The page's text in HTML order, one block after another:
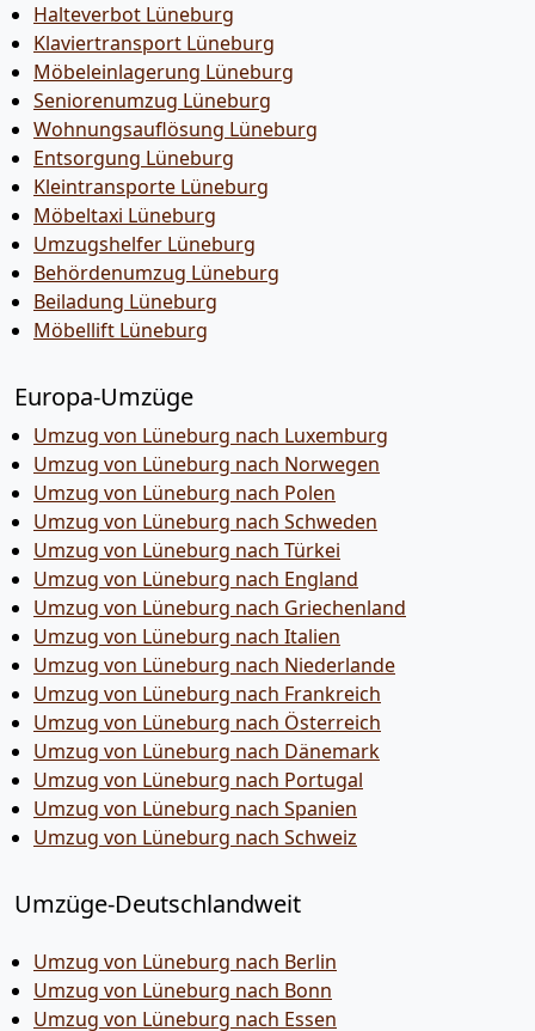
Halteverbot Lüneburg
Klaviertransport Lüneburg
Möbeleinlagerung Lüneburg
Seniorenumzug Lüneburg
Wohnungsauflösung Lüneburg
Entsorgung Lüneburg
Kleintransporte Lüneburg
Möbeltaxi Lüneburg
Umzugshelfer Lüneburg
Behördenumzug Lüneburg
Beiladung Lüneburg
Möbellift Lüneburg
Europa-Umzüge
Umzug von Lüneburg nach Luxemburg
Umzug von Lüneburg nach Norwegen
Umzug von Lüneburg nach Polen
Umzug von Lüneburg nach Schweden
Umzug von Lüneburg nach Türkei
Umzug von Lüneburg nach England
Umzug von Lüneburg nach Griechenland
Umzug von Lüneburg nach Italien
Umzug von Lüneburg nach Niederlande
Umzug von Lüneburg nach Frankreich
Umzug von Lüneburg nach Österreich
Umzug von Lüneburg nach Dänemark
Umzug von Lüneburg nach Portugal
Umzug von Lüneburg nach Spanien
Umzug von Lüneburg nach Schweiz
Umzüge-Deutschlandweit
Umzug von Lüneburg nach Berlin
Umzug von Lüneburg nach Bonn
Umzug von Lüneburg nach Essen